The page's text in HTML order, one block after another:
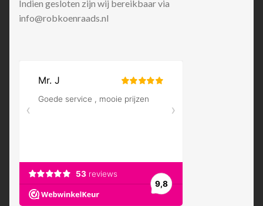
Indien gesloten zijn wij bereikbaar via
info@robkoenraads.nl